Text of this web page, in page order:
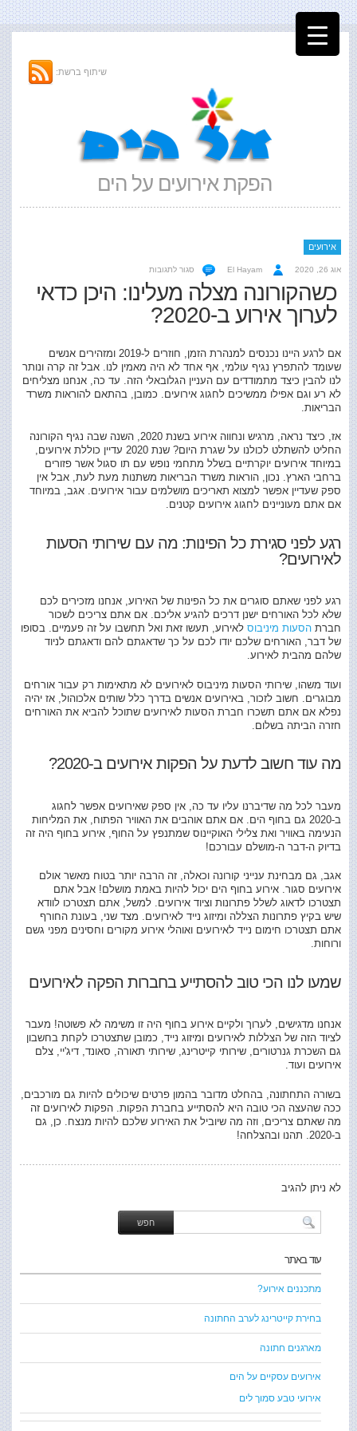
הפקת אירועים על הים
שיתוף ברשת:
אירועים
אוג 26, 2020 El Hayam סגור לתגובותעל
כשהקורונה
מצלה
לערוך
אירוע
ב-2020?
כשהקורונה מצלה מעלינו: היכן כדאי
לערוך אירוע ב-2020?
אם לרגע היינו נכנסים למנהרת הזמן, חוזרים ל-2019 ומזהירים אנשים
שעומד להתפרץ נגיף עולמי, אף אחד לא היה מאמין לנו. אבל זה קרה ונותר
לנו להבין כיצד מתמודדים עם העניין הגלובאלי הזה. עד כה, אנחנו מצליחים
לא רע וגם אפילו ממשיכים לחגוג אירועים. כמובן, בהתאם להוראות משרד
הבריאות.
אז, כיצד נראה, מרגיש ונחווה אירוע בשנת 2020, השנה שבה נגיף הקורונה
החליט להשתלט לכולנו על שגרת היום? שנת 2020 עדיין כוללת אירועים,
במיוחד אירועים יוקרתיים בשלל מתחמי נופש עם תו סגול אשר פזורים
ברחבי הארץ. נכון, הוראות משרד הבריאות משתנות מעת לעת, אבל אין
ספק שעדיין אפשר למצוא תאריכים מושלמים עבור אירועים. אגב, במיוחד
אם אתם מעוניינים לחגוג אירועים קטנים.
רגע לפני סגירת כל הפינות: מה עם שירותי הסעות
לאירועים?
רגע לפני שאתם סוגרים את כל הפינות של האירוע, אנחנו מזכירים לכם
שלא לכל האורחים ישנן דרכים להגיע אליכם. אם אתם צריכים לשכור
חברת הסעות מיניבוס לאירוע, תעשו זאת ואל תחשבו על זה פעמיים. בסופו
של דבר, האורחים שלכם יודו לכם על כך שדאגתם להם ודאגתם לניוד
שלהם מהבית לאירוע.
ועוד משהו, שירותי הסעות מיניבוס לאירועים לא מתאימות רק עבור אורחים
מבוגרים. חשוב לזכור, באירועים אנשים בדרך כלל שותים אלכוהול, אז יהיה
נפלא אם אתם תשכרו חברת הסעות לאירועים שתוכל להביא את האורחים
חזרה הביתה בשלום.
מה עוד חשוב לדעת על הפקות אירועים ב-2020?
מעבר לכל מה שדיברנו עליו עד כה, אין ספק שאירועים אפשר לחגוג
ב-2020 גם בחוף הים. אם אתם אוהבים את האוויר הפתוח, את המליחות
הנעימה באוויר ואת צלילי האוקיינוס שמתנפץ על החוף, אירוע בחוף היה זה
בדיוק ה-דבר ה-מושלם עבורכם!
אגב, גם מבחינת ענייני קורונה וכאלה, זה הרבה יותר בטוח מאשר אולם
אירועים סגור. אירוע בחוף הים יכול להיות באמת מושלם! אבל אתם
תצטרכו לדאוג לשלל פתרונות וציוד אירועים. למשל, אתם תצטרכו לוודא
שיש בקיץ פתרונות הצללה ומיזוג נייד לאירועים. מצד שני, בעונת החורף
אתם תצטרכו חימום נייד לאירועים ואוהלי אירוע מקורים וחסינים מפני גשם
ורוחות.
שמעו לנו הכי טוב להסתייע בחברות הפקה לאירועים
אנחנו מדגישים, לערוך ולקיים אירוע בחוף היה זו משימה לא פשוטה! מעבר
לציוד הזה של הצללות לאירועים ומיזוג נייד, כמובן שתצטרכו לקחת בחשבון
גם השכרת גנרטורים, שירותי קייטרינג, שירותי תאורה, סאונד, דיג'יי, צלם
אירועים ועוד.
בשורה התחתונה, בהחלט מדובר בהמון פרטים שיכולים להיות גם מורכבים,
ככה שהעצה הכי טובה היא להסתייע בחברת הפקות. הפקות לאירועים זה
מה שאתם צריכים, וזה מה שיוביל את האירוע שלכם להיות מנצח. כן, גם
ב-2020. תהנו ובהצלחה!
לא ניתן להגיב
עוד באתר
מתכננים אירוע?
בחירת קייטרינג לערב החתונה
מארגנים חתונה
אירועים עסקיים על הים
אירועי טבע סמוך לים